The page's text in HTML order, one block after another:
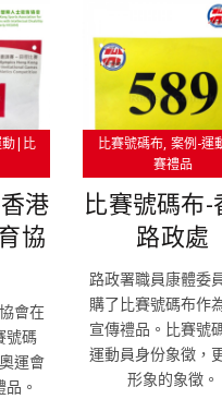
動|比
港
協
會在
號碼
運會
。
比賽號碼布 案例-運
賽禮品
比賽號碼布-
路政處
路政署職員康體委
購了比賽號碼布作
宣傳禮品。比賽號
運動員身份象徵，
形象的象徵。